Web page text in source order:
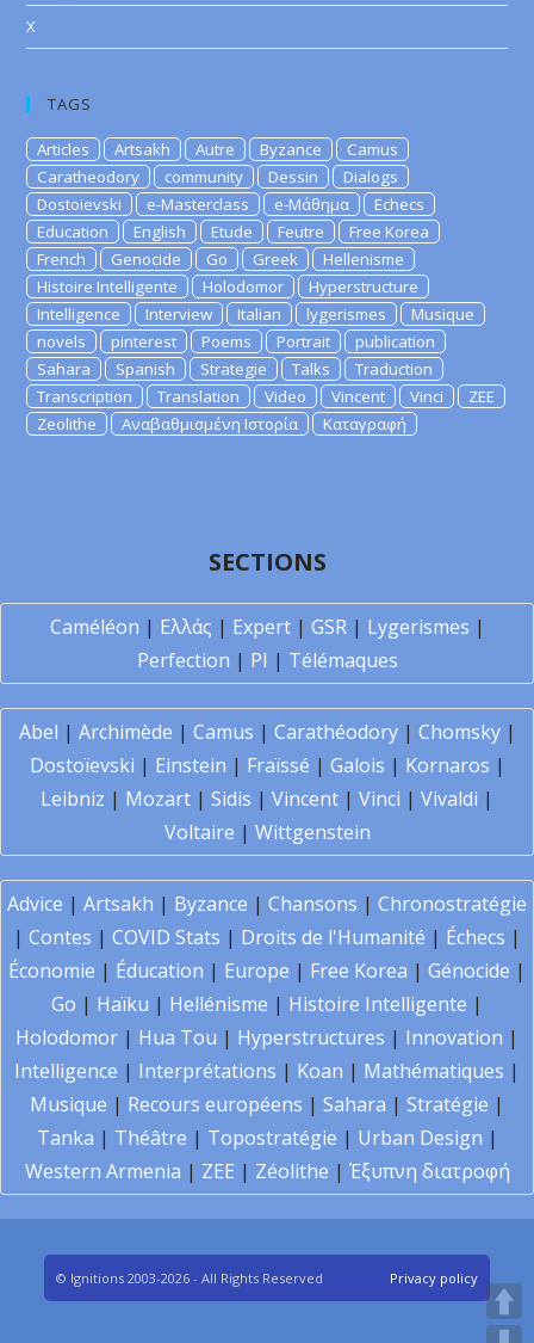
X
TAGS
Articles Artsakh Autre Byzance
Camus
Caratheodory
community Dessin
Dialogs
Dostoievski
e-Masterclass e-Μάθημα
Echecs
Education
English Etude Feutre
Free Korea
French
Genocide Go Greek
Hellenisme
Histoire Intelligente
Holodomor
Hyperstructure
Intelligence
Interview Italian lygerismes
Musique
novels
pinterest Poems Portrait
publication
Sahara
Spanish Strategie Talks
Traduction
Transcription
Translation Video Vincent Vinci
ZEE
Zeolithe
Αναβαθμισμένη Ιστορία Καταγραφή
SECTIONS
Caméléon | Ελλάς | Expert| GSR| Lygerismes |
Perfection | PI | Télémaques
Abel | Archimède | Camus | Carathéodory| Chomsky|
Dostoïevski | Einstein | Fraïssé | Galois | Kornaros |
Leibniz | Mozart | Sidis | Vincent | Vinci | Vivaldi |
Voltaire | Wittgenstein
Advice | Artsakh | Byzance | Chansons | Chronostratégie
| Contes | COVID Stats | Droits de l'Humanité | Échecs |
Économie | Éducation | Europe | Free Korea | Génocide |
Go | Haïku | Hellénisme | Histoire Intelligente |
Holodomor | Hua Tou | Hyperstructures | Innovation |
Intelligence | Interprétations | Koan | Mathématiques |
Musique | Recours européens | Sahara | Stratégie |
Tanka | Théâtre | Topostratégie | Urban Design |
Western Armenia | ZEE | Zéolithe | Έξυπνη διατροφή
© Ignitions 2003-2026 - All Rights Reserved Privacy policy